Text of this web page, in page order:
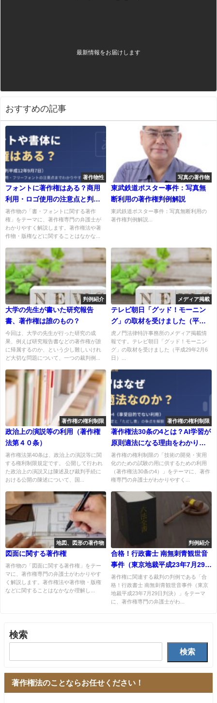
最新情報をお届けします
おすすめの記事
著作物性
フォントに著作権はある？商用
利用・ロゴ使用の注意点と判例
をわかりやすく解説
著作物の「書・フォントに関する著作
権」をテーマに、著作権専門の弁護士が
わかりやすく解説します。著作権法や著
作物・版権などに関することはなかな...
写真の著作物
東武鉄道ポスター事件：写真無
断利用の著作権判例解説
東武鉄道ポスター事件：写真無断利用の
著作権判例解説...
判例紹介
大学の先生が書いた研究報告
書、著作権は誰のもの？
今回は、大学の先生が行った研究の成
果、例えば研究報告書などの著作権が誰
に帰属するのか、という少し難しいけれ
ど大切な問題について、一つの裁判例...
メディア掲載
テレビ朝日「グッド！モーニン
グ」の取材を受けました（平成
29年2月6日）
虎ノ門法律特許事務所のメディア掲載情
報です。テレビ朝日「グッド！モーニン
グ」の取材を受けました（平成29年2月6
日）...
著作権の権利制限
政治上の演説等の利用（著作権
法第４０条）
著作権法第40条は、政治上の演説等に関
する権利制限規定です。 公開して行われ
た政治上の演説又は陳述及び裁判手続に
おける公開の陳述について、国...
著作権の権利制限
著作権法30条の4とは？AI学習が
原則適法になる理由をわかりや
すく解説
著作権の権利制限の「技術の開発・実用
化のための試験の用に供するための利用
（著作権法30条の4）」をテーマに、著作
権専門の弁護士がわかりやすく...
地図、図形の著作物
図面に関する著作権
著作物の「図面に関する著作権」をテー
マに、著作権専門の弁護士がわかりやす
く解説します。著作権法や著作物・版権
などに関することはなかなか理解し...
判例紹介
合格！行政書士 南無刺青観世音
事件（東京地裁平成23年7月29日
判決）
著作権に関連する裁判の判例である「合
格！行政書士 南無刺青観世音事件（東京
地裁平成23年7月29日判決）」をテーマ
に、著作権専門の弁護士がわ...
検索
検索
著作権法のことならお任せください！